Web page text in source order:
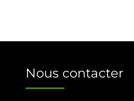
Nous contacter